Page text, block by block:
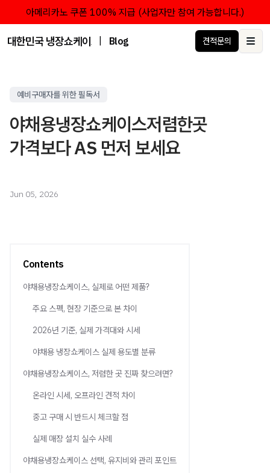
아메리카노 쿠폰 100% 지급 (사업자만 참여 가능합니다.)
대한민국 냉장쇼케이스 점유율 1위 브랜드 한성쇼케이스
Blog 견적문의
예비구매자를 위한 필독서
야채용냉장쇼케이스저렴한곳
가격보다 AS 먼저 보세요
Jun 05, 2026
Contents
야채용냉장쇼케이스, 실제로 어떤 제품?
주요 스펙, 현장 기준으로 본 차이
2026년 기준, 실제 가격대와 시세
야채용 냉장쇼케이스 실제 용도별 분류
야채용냉장쇼케이스, 저렴한 곳 진짜 찾으려면?
온라인 시세, 오프라인 견적 차이
중고 구매 시 반드시 체크할 점
실제 매장 설치 실수 사례
야채용냉장쇼케이스 선택, 유지비와 관리 포인트